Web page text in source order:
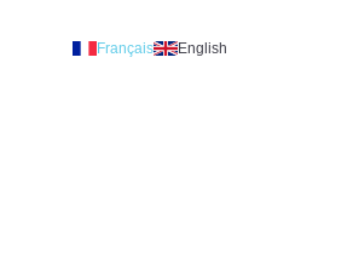
Français English